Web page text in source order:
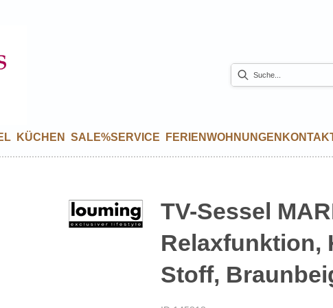
KÜCHEN SALE%SERVICE FERIENWOHNUNGEN
TV-Sessel
Relaxfunktion,
Stoff,